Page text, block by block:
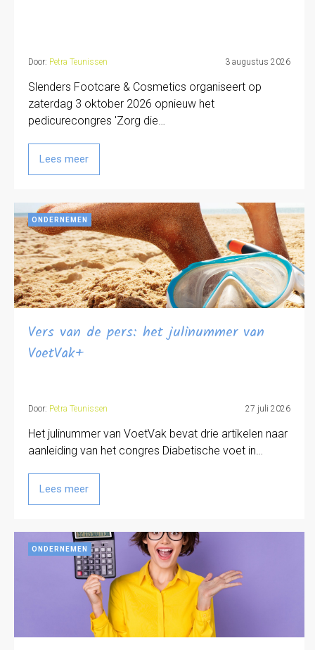
Door: Petra Teunissen 3 augustus 2026
Slenders Footcare & Cosmetics organiseert op
zaterdag 3 oktober 2026 opnieuw het
pedicurecongres 'Zorg die…
Lees meer
ONDERNEMEN
Vers van de pers: het julinummer van
VoetVak+
Door: Petra Teunissen 27 juli 2026
Het julinummer van VoetVak bevat drie artikelen naar
aanleiding van het congres Diabetische voet in…
Lees meer
ONDERNEMEN